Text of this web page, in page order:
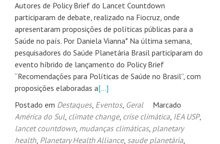
Autores de Policy Brief do Lancet Countdown
participaram de debate, realizado na Fiocruz, onde
apresentaram proposições de políticas públicas para a
Saúde no país. Por Daniela Vianna* Na última semana,
pesquisadores do Saúde Planetária Brasil participaram do
evento híbrido de lançamento do Policy Brief
“Recomendações para Políticas de Saúde no Brasil”, com
proposições elaboradas a[…]
Postado em Destaques, Eventos, Geral
Marcado
América do Sul, climate change, crise climática, IEA USP,
lancet countdown, mudanças climáticas, planetary
health, Planetary Health Alliance, saude planetária,